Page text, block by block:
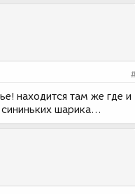
находится там же где и
шарика...